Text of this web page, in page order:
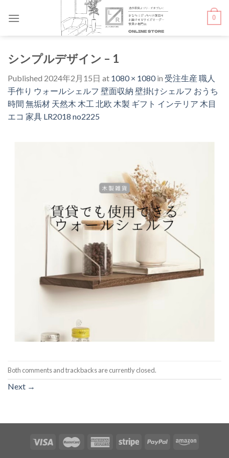
0
シンプルデザイン – 1
Published 2024年2月15日 at 1080 × 1080in 受注生産 職人
手作り ウォールシェルフ 壁面収納 壁掛けシェルフ おうち
時間 無垢材 天然木 木工 北欧 木製 ギフト インテリア 木目
エコ 家具 LR2018 no2225
Both comments and trackbacks are currently closed.
Next →